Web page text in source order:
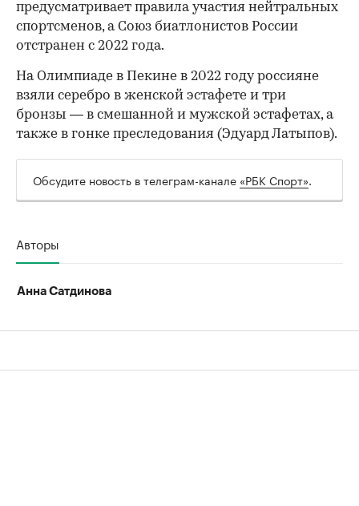
00:00 00:00
предусматривает правила участия нейтральных
спортсменов, а Союз биатлонистов России
отстранен с 2022 года.
На Олимпиаде в Пекине в 2022 году россияне
взяли серебро в женской эстафете и три
бронзы — в смешанной и мужской эстафетах, а
также в гонке преследования (Эдуард Латыпов).
Обсудите новость в телеграм-канале «РБК Спорт».
Авторы
Анна Сатдинова